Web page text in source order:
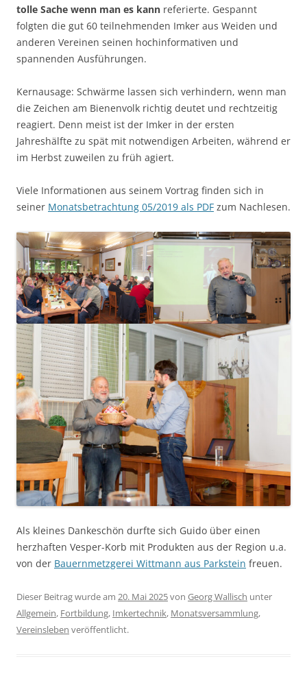
tolle Sache wenn man es kann referierte. Gespannt
folgten die gut 60 teilnehmenden Imker aus Weiden und
anderen Vereinen seinen hochinformativen und
spannenden Ausführungen.
Kernausage: Schwärme lassen sich verhindern, wenn man
die Zeichen am Bienenvolk richtig deutet und rechtzeitig
reagiert. Denn meist ist der Imker in der ersten
Jahreshälfte zu spät mit notwendigen Arbeiten, während er
im Herbst zuweilen zu früh agiert.
Viele Informationen aus seinem Vortrag finden sich in
seiner Monatsbetrachtung 05/2019 als PDF zum Nachlesen.
Als kleines Dankeschön durfte sich Guido über einen
herzhaften Vesper-Korb mit Produkten aus der Region u.a.
von der Bauernmetzgerei Wittmann aus Parkstein freuen.
Dieser Beitrag wurde am 20. Mai 2025von Georg Wallisch unter
Allgemein, Fortbildung, Imkertechnik, Monatsversammlung,
Vereinsleben veröffentlicht.